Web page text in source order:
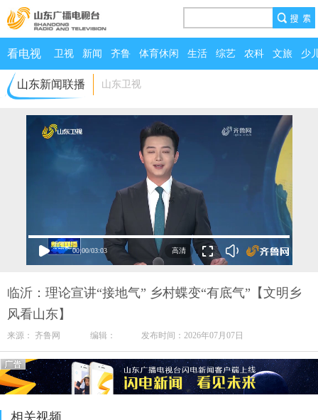
看电视 卫视 新闻 齐鲁 体育休闲 生活 综艺 农科 文旅 少
山东新闻联播 山东卫视
00:00/03:03
临沂：理论宣讲“接地气” 乡村蝶变“有底气”【文明乡
风看山东】
来源： 齐鲁网 编辑： 发布时间：2026年07月07日
相关视频